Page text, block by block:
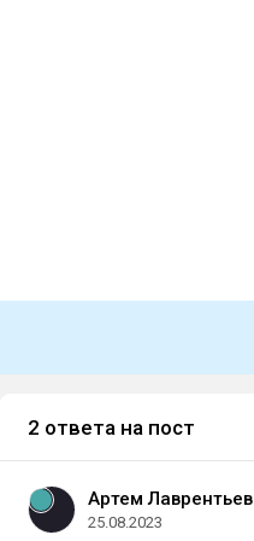
2 ответа на пост
Артем Лаврентьев
25.08.2023